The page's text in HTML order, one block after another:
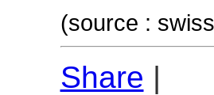
(source :
Share |